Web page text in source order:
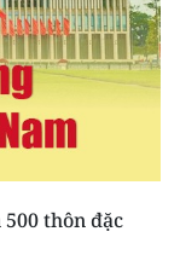
thôn đặc